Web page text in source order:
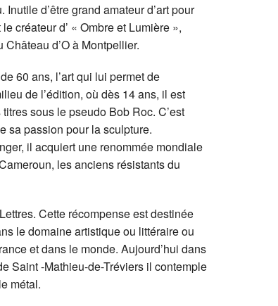
d’être grand amateur d’art pour
créateur d’ « Ombre et Lumière »,
d’O à Montpellier.
60 ans, l’art qui lui permet de
de l’édition, où dès 14 ans, il est
sous le pseudo Bob Roc. C’est
sa passion pour la sculpture.
il acquiert une renommée mondiale
les anciens résistants du
Cette récompense est destinée
le domaine artistique ou littéraire ou
et dans le monde. Aujourd’hui dans
Saint -Mathieu-de-Tréviers il contemple
métal.